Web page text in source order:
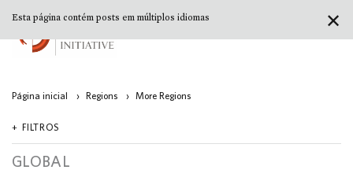
Página inicial › Regions › More Regions
FILTROS
GLOBAL
✕
Esta página contém posts em múltiplos idiomas